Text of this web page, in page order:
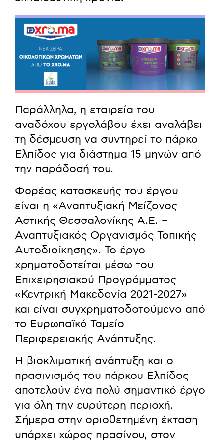
Παράλληλα, η εταιρεία του
αναδόχου εργολάβου έχει αναλάβει
τη δέσμευση να συντηρεί το πάρκο
Ελπίδος για διάστημα 15 μηνών από
την παράδοσή του.
Φορέας κατασκευής του έργου
είναι η «Αναπτυξιακή Μείζονος
Αστικής Θεσσαλονίκης Α.Ε. –
Αναπτυξιακός Οργανισμός Τοπικής
Αυτοδιοίκησης». Το έργο
χρηματοδοτείται μέσω του
Επιχειρησιακού Προγράμματος
«Κεντρική Μακεδονία 2021-2027»
και είναι συγχρηματοδοτούμενο από
το Ευρωπαϊκό Ταμείο
Περιφερειακής Ανάπτυξης.
Η βιοκλιματική ανάπτυξη και ο
πρασινισμός του πάρκου Ελπίδος
αποτελούν ένα πολύ σημαντικό έργο
για όλη την ευρύτερη περιοχή.
Σήμερα στην οριοθετημένη έκταση
υπάρχει χώρος πρασίνου, στον